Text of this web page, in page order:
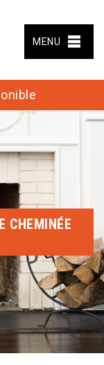
MENU
CHEMINÉE